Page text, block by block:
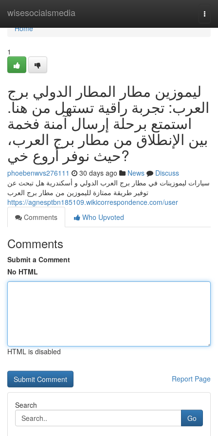
wisesocialsmedia
Home
Home
1
ليموزين مطار المطار الدولي برج
العرب: تجربة راقية تستهل من هنا.
استمتع برحلة إرسال آمنة فخمة
بين الإنطلاق من مطار برج العرب،
حيث نوفر أروع خي?
phoebenwvs276111 30 days ago News
Discuss
سيارات ليموزينات في مطار برج العرب الدولي و أسكندرية هل تبحث عن
توفير طريقة ممتازة لليموزين من مطار برج العرب
https://agnesptbn185109.wikicorrespondence.com/user
Comments
Who Upvoted
Comments
Submit a Comment
No HTML
HTML is disabled
Report Page
Search
Go